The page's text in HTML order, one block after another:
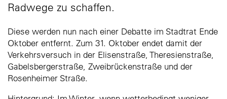
Radwege zu schaffen.
Diese werden nun nach einer Debatte im Stadtrat Ende
Oktober entfernt. Zum 31. Oktober endet damit der
Verkehrsversuch in der Elisenstraße, Theresienstraße,
Gabelsbergerstraße, Zweibrückenstraße und der
Rosenheimer Straße.